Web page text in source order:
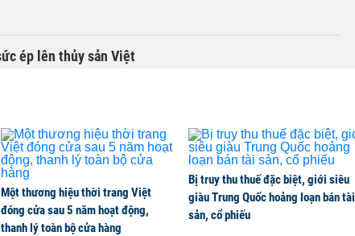
ép lên thủy sản Việt
tỷ đồng, khối ngoại đảo chiều gom hơn 2.000 tỷ
tỷ đồng nửa đầu năm, dồn 6 concert vào cuối năm
Một thương hiệu thời trang Việt
đóng cửa sau 5 năm hoạt động,
thanh lý toàn bộ cửa hàng
Bị truy thu thuế đặc biệt, giới siêu
giàu Trung Quốc hoảng loạn bán tài
sản, cổ phiếu